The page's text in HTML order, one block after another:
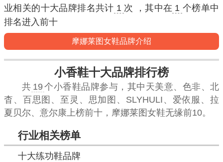
业相关的十大品牌排名共计 1 次 ，其中在 1 个榜单中
排名进入前十
摩娜莱图女鞋品牌介绍
小香鞋十大品牌排行榜
共 19 个小香鞋品牌参与，其中天美意、色非、北
杳、百思图、至灵、思加图、SLYHULI、爱依服、拉
夏贝尔、意尔康上榜前十，摩娜莱图女鞋无缘前10。
行业相关榜单
十大练功鞋品牌